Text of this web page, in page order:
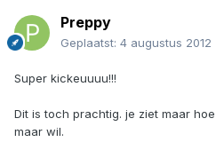
Preppy
Geplaatst: 4 augustus 2012
Super kickeuuuu!!!
Dit is toch prachtig. je ziet maar
maar wil.